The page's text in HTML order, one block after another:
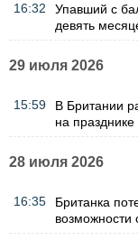
16:32
Упавший с
девять
29 июля 2026
15:59
В Британии
на
28 июля 2026
16:35
Британка
возможности